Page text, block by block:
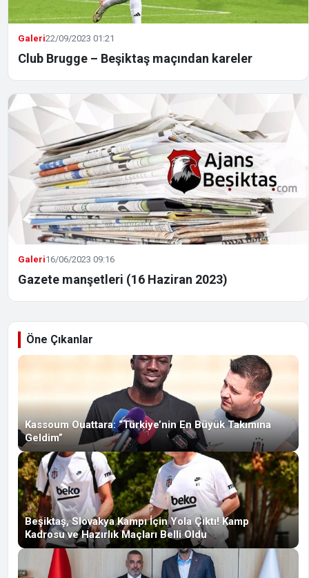
Galeri22/09/2023 01:21
Club Brugge – Beşiktaş maçından kareler
Galeri16/06/2023 09:16
Gazete manşetleri (16 Haziran 2023)
Öne Çıkanlar
Kassoum Ouattara: “Türkiye’nin En Büyük Takımına
Geldim”
Beşiktaş, Slovakya Kampı İçin Yola Çıktı! Kamp
Kadrosu ve Hazırlık Maçları Belli Oldu